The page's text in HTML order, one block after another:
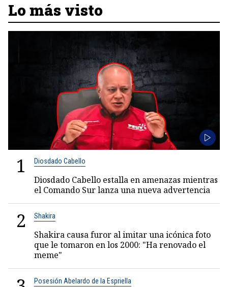
Lo más visto
1 Diosdado Cabello
Diosdado Cabello estalla en amenazas mientras
el Comando Sur lanza una nueva advertencia
2 Shakira
Shakira causa furor al imitar una icónica foto
que le tomaron en los 2000: "Ha renovado el
meme"
Posesión Abelardo de la Espriella